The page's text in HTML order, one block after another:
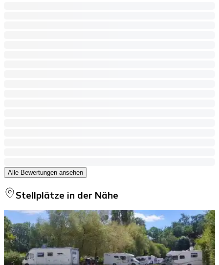
Alle Bewertungen ansehen
Stellplätze in der Nähe